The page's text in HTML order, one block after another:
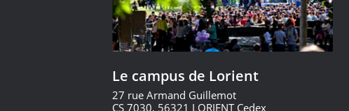
Le campus de Lorient
27 rue Armand Guillemot
CS 7030, 56321 LORIENT Cedex